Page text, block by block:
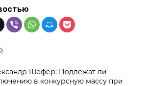
Шефер: Подлежат ли
в конкурсную массу при